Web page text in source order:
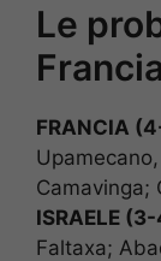
Le
FRANCIA
Camavinga;
ISRAELE
Faltaxa;